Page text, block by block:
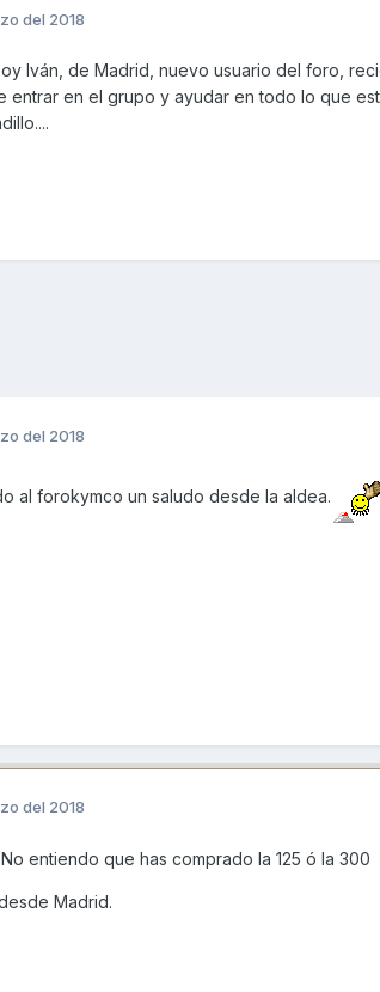
del 2018
Iván, de Madrid, nuevo usuario del foro,
entrar en el grupo y ayudar en todo lo que
del 2018
al forokymco un saludo desde la aldea.
del 2018
entiendo que has comprado la 125 ó la 300
Madrid.